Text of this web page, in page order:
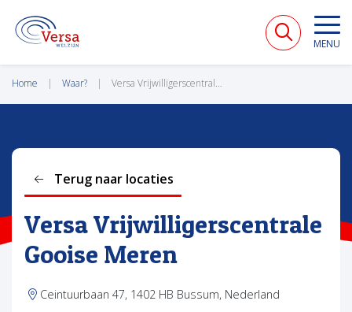
VERSA WELZIJN MENU
Home Waar? Versa Vrijwilligerscentrale Gooise Meren
Terug naar locaties
Versa Vrijwilligerscentrale
Gooise Meren
Ceintuurbaan 47, 1402 HB Bussum, Nederland